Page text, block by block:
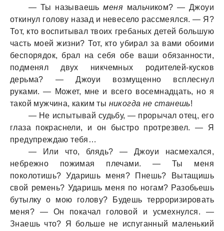
— Ты называешь меня мальчиком? — Джоуи
откинул голову назад и невесело рассмеялся. — Я?
Тот, кто воспитывал твоих гребаных детей большую
часть моей жизни? Тот, кто убирал за вами обоими
беспорядок, брал на себя обе ваши обязанности,
подменял двух никчемных родителей-кусков
дерьма? — Джоуи возмущенно всплеснул
руками. — Может, мне и всего восемнадцать, но я
такой мужчина, каким ты никогда не станешь!
— Не испытывай судьбу, — прорычал отец, его
глаза покраснели, и он быстро протрезвел. — Я
предупреждаю тебя…
— Или что, блядь? — Джоуи насмехался,
небрежно пожимая плечами. — Ты меня
поколотишь? Ударишь меня? Пнешь? Вытащишь
свой ремень? Ударишь меня по ногам? Разобьешь
бутылку о мою голову? Будешь терроризировать
меня? — Он покачал головой и усмехнулся. —
Знаешь что? Я больше не испуганный маленький